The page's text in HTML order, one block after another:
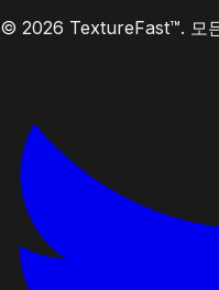
© 2026 TextureFast™. 모